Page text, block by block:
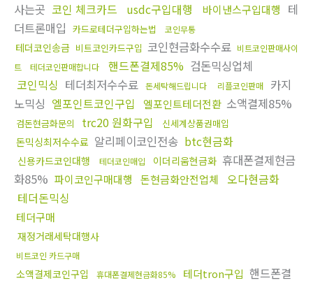
사는곳 코인 체크카드 usdc구입대행 바이낸스구입대행
테
더트론매입 카드로테더구입하는법 코인무통
테더코인송금 비트코인카드구입 코인현금화수수료 비트코인판매사이
트
테더코인판매합니다 핸드폰결제85% 검돈믹싱업체
코인믹싱 테더최저수수료 돈세탁해드립니다 리플코인판매
카지
노믹싱 엘포인트코인구입 엘포인트테더전환 소액결제85%
검돈현금화문의 trc20 원화구입 신세계상품권매입
돈믹싱최저수수료 알리페이코인전송 btc현금화
신용카드코인대행 테더코인매입 이더리움현금화 휴대폰결제현금
화85% 파이코인구매대행 돈현금화안전업체
오다현금화
테더돈믹싱
테더구매
재정거래세탁대행사
비트코인 카드구매
소액결제코인구입 휴대폰결제현금화85% 테더tron구입 핸드폰결